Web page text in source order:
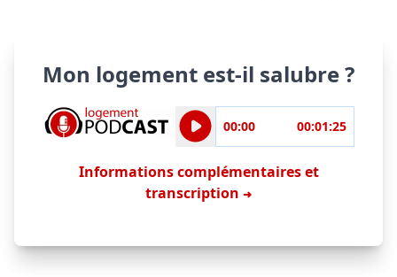
Mon logement est‑il salubre ?
00:00 00:01:25
Informations complémentaires et
transcription ➜